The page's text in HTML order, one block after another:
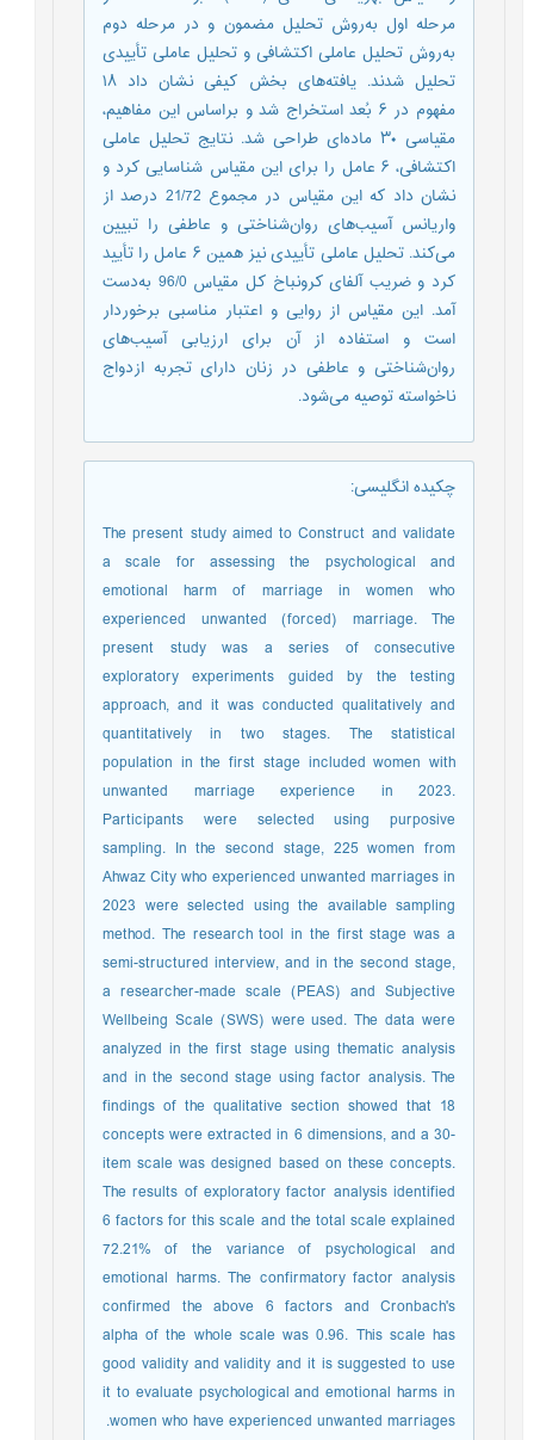
مرحله‌ اول به‌روش تحلیل مضمون و در مرحله‌ دوم
به‌روش تحلیل عاملی اکتشافی و تحلیل عاملی تأییدی
تحلیل شدند. یافته‌های بخش کیفی نشان داد ۱۸
مفهوم در ۶ بُعد استخراج شد و براساس این مفاهیم،
مقیاسی ۳۰ ماده‌ای طراحی شد. نتایج تحلیل عاملی
اکتشافی، ۶ عامل را برای این مقیاس شناسایی کرد و
نشان داد که این مقیاس در مجموع 21/72 درصد از
واریانس آسیب‌های روان‌شناختی و عاطفی را تبیین
می‌کند. تحلیل عاملی تأییدی نیز همین ۶ عامل را تأیید
کرد و ضریب آلفای کرونباخ کل مقیاس 96/0 به‌دست
آمد. این مقیاس از روایی و اعتبار مناسبی برخوردار
است و استفاده از آن برای ارزیابی آسیب‌های
روان‌شناختی و عاطفی در زنان دارای تجربه ازدواج
ناخواسته توصیه می‌شود.
چکیده انگلیسی:
The present study aimed to Construct and validate
a scale for assessing the psychological and
emotional harm of marriage in women who
experienced unwanted (forced) marriage. The
present study was a series of consecutive
exploratory experiments guided by the testing
approach, and it was conducted qualitatively and
quantitatively in two stages. The statistical
population in the first stage included women with
unwanted marriage experience in 2023.
Participants were selected using purposive
sampling. In the second stage, 225 women from
Ahwaz City who experienced unwanted marriages in
2023 were selected using the available sampling
method. The research tool in the first stage was a
semi-structured interview, and in the second stage,
a researcher-made scale (PEAS) and Subjective
Wellbeing Scale (SWS) were used. The data were
analyzed in the first stage using thematic analysis
and in the second stage using factor analysis. The
findings of the qualitative section showed that 18
concepts were extracted in 6 dimensions, and a 30-
item scale was designed based on these concepts.
The results of exploratory factor analysis identified
6 factors for this scale and the total scale explained
72.21% of the variance of psychological and
emotional harms. The confirmatory factor analysis
confirmed the above 6 factors and Cronbach's
alpha of the whole scale was 0.96. This scale has
good validity and validity and it is suggested to use
it to evaluate psychological and emotional harms in
women who have experienced unwanted marriages.